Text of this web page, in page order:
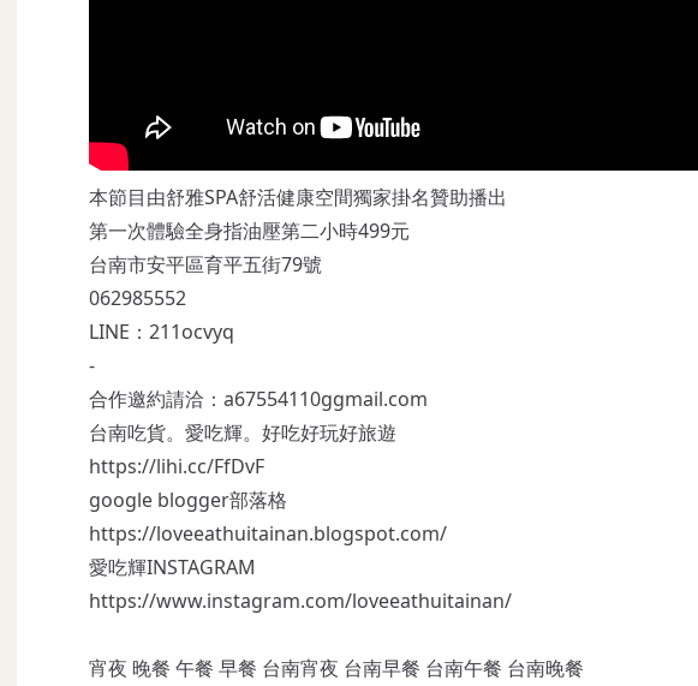
本節目由舒雅SPA舒活健康空間獨家掛名贊助播出
第一次體驗全身指油壓第二小時499元
台南市安平區育平五街79號
062985552
LINE：211ocvyq
-
合作邀約請洽：a67554110ggmail.com
台南吃貨。愛吃輝。好吃好玩好旅遊
https://lihi.cc/FfDvF
google blogger部落格
https://loveeathuitainan.blogspot.com/
愛吃輝INSTAGRAM
https://www.instagram.com/loveeathuitainan/
宵夜 晚餐 午餐 早餐 台南宵夜 台南早餐 台南午餐 台南晚餐